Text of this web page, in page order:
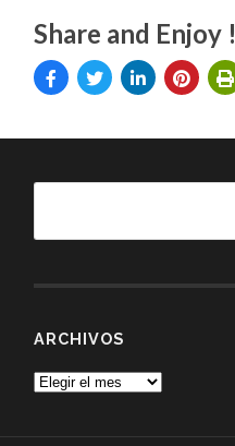
Share and Enjoy !
ARCHIVOS